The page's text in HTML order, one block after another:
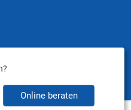
Online beraten